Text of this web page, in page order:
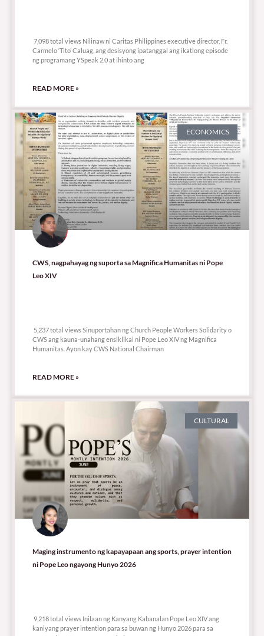
7,098 total views Nilinaw ni Caritas Philippines executive director, Fr.
Carmelo ‘Tito’ Caluag, ang desisyong ipatanggal ang ikatlong episode
ng programang YSpeak 2.0 at ihinto ang
READ MORE »
ECONOMICS
CWS, nagpahayag ng suporta sa Magnifica Humanitas ni Pope
Leo XIV
5,237 total views Sinuportahan ng Church People Workers Solidarity o
CWS ang kauna-unahang ensiklikal ni Pope Leo XIV ng Magnifica
Humanitas. Ayon kay CWS National Chairman
READ MORE »
CULTURAL
Maging instrumento ng kapayapaan ang sports, prayer intention
ni Pope Leo ngayong Hunyo 2026
9,218 total views Inilaan ng Kanyang Kabanalan Pope Leo XIV ang
kaniyang prayer intention para sa buwan ng Hunyo 2026 para sa